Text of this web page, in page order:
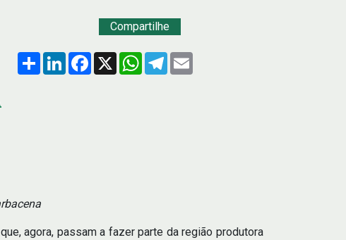
Compartilhe
Compartilhar
LinkedInFacebook
X WhatsApp
Telegram
agora, passam a fazer parte da região produtora